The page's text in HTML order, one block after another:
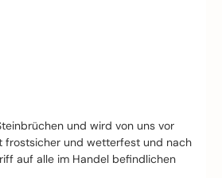
und wird von uns vor
frostsicher und wetterfest und nach
auf alle im Handel befindlichen